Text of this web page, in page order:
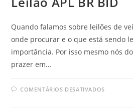
Quando falamos sobre leilões de
onde procurar e o que está sendo
importância. Por isso mesmo nós
prazer em…
COMENTÁRIOS DESATIVADOSEM